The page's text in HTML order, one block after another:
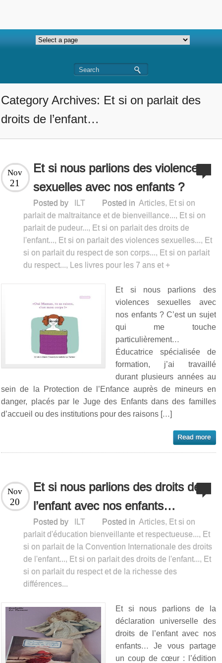
Category Archives: Et si on parlait des
droits de l’enfant…
Et si nous parlions des violences
sexuelles avec nos enfants ?
Nov
21
Posted by ILT Posted in Articles, Et si on
parlait de maltraitance et de bienveillance..., Et si on
parlait de pudeur..., Et si on parlait des droits de
l'enfant..., Et si on parlait des violences sexuelles..., Et
si on parlait du respect de son corps..., Et si on parlait
du respect..., Les livres pour les 7 ans et +
Et si nous parlions des
violences sexuelles avec
nos enfants ? C’est un sujet
qui me touche
particulièrement…
Éducatrice spécialisée de
formation, j’ai travaillé
durant plusieurs années au
sein de la Protection de l’Enfance auprès de mineurs en
danger, placés par le Juge des Enfants dans des familles
d’accueil ou des institutions pour des raisons […]
Et si nous parlions des droits de
l’enfant avec nos enfants…
Nov
20
Posted by ILT Posted in Articles, Et si on
parlait d'éducation bienveillante et respectueuse..., Et
si on parlait de la Convention Internationale des droits
de l'enfant..., Et si on parlait des droits de l'enfant..., Et
si on parlait du respect et de la richesse des
différences...
Et si nous parlions de la
déclaration universelle des
droits de l’enfant avec nos
enfants… Je vous partage
un coup de cœur : l’édition